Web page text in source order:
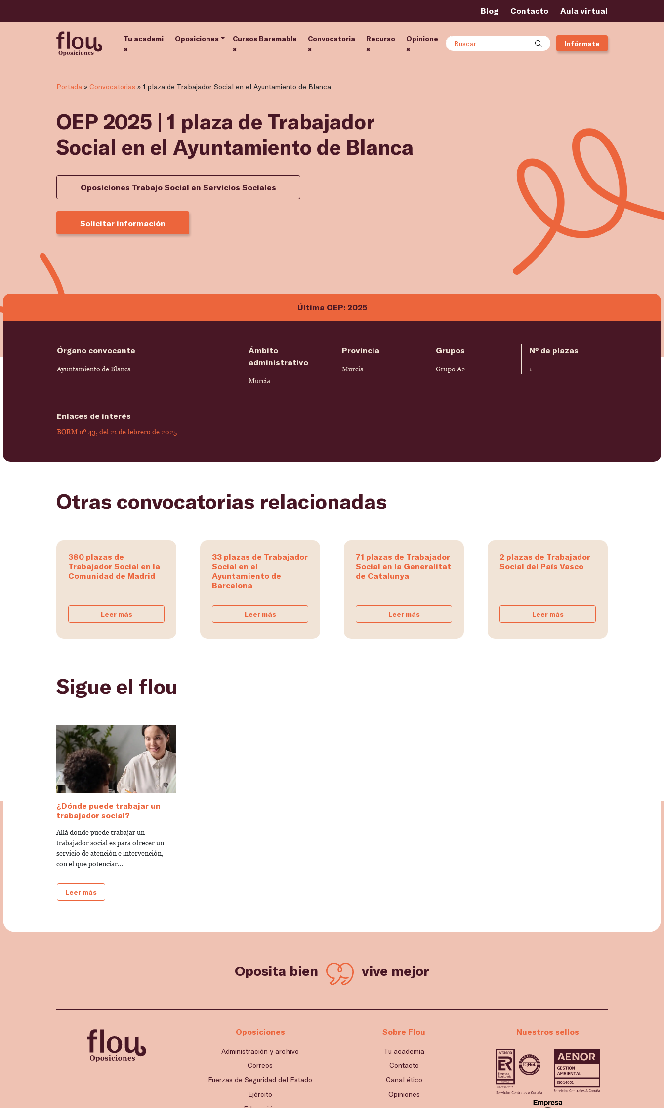
Blog Contacto Aula virtual
Tu academi
a
Oposiciones
Cursos Baremable
s
Convocatoria
s
Recurso
s
Opinione
s
Buscar Infórmate
Portada » Convocatorias » 1 plaza de Trabajador Social en el Ayuntamiento de Blanca
OEP 2025 | 1 plaza de Trabajador
Social en el Ayuntamiento de Blanca
Oposiciones Trabajo Social en Servicios Sociales
Solicitar información
Última OEP: 2025
Órgano convocante
Ayuntamiento de Blanca
Ámbito
administrativo
Murcia
Provincia
Murcia
Grupos
Grupo A2
Nº de plazas
1
Enlaces de interés
BORM nº 43, del 21 de febrero de 2025
Otras convocatorias relacionadas
380 plazas de
Trabajador Social en la
Comunidad de Madrid
Leer más
33 plazas de Trabajador
Social en el
Ayuntamiento de
Barcelona
Leer más
71 plazas de Trabajador
Social en la Generalitat
de Catalunya
Leer más
2 plazas de Trabajador
Social del País Vasco
Leer más
Sigue el flou
¿Dónde puede trabajar un
trabajador social?
Allá donde puede trabajar un
trabajador social es para ofrecer un
servicio de atención e intervención,
con el que potenciar...
Leer más
Oposita bien vive mejor
Oposiciones
Administración y archivo
Correos
Fuerzas de Seguridad del Estado
Ejército
Sobre Flou
Tu academia
Contacto
Canal ético
Opiniones
Nuestros sellos